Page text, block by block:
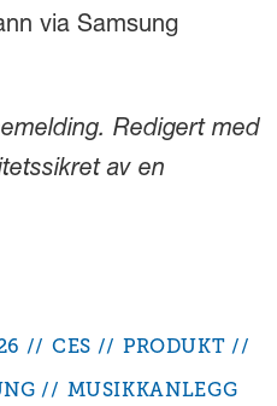
via Samsung
Redigert med
av en
CES
PRODUKT
MUSIKKANLEGG